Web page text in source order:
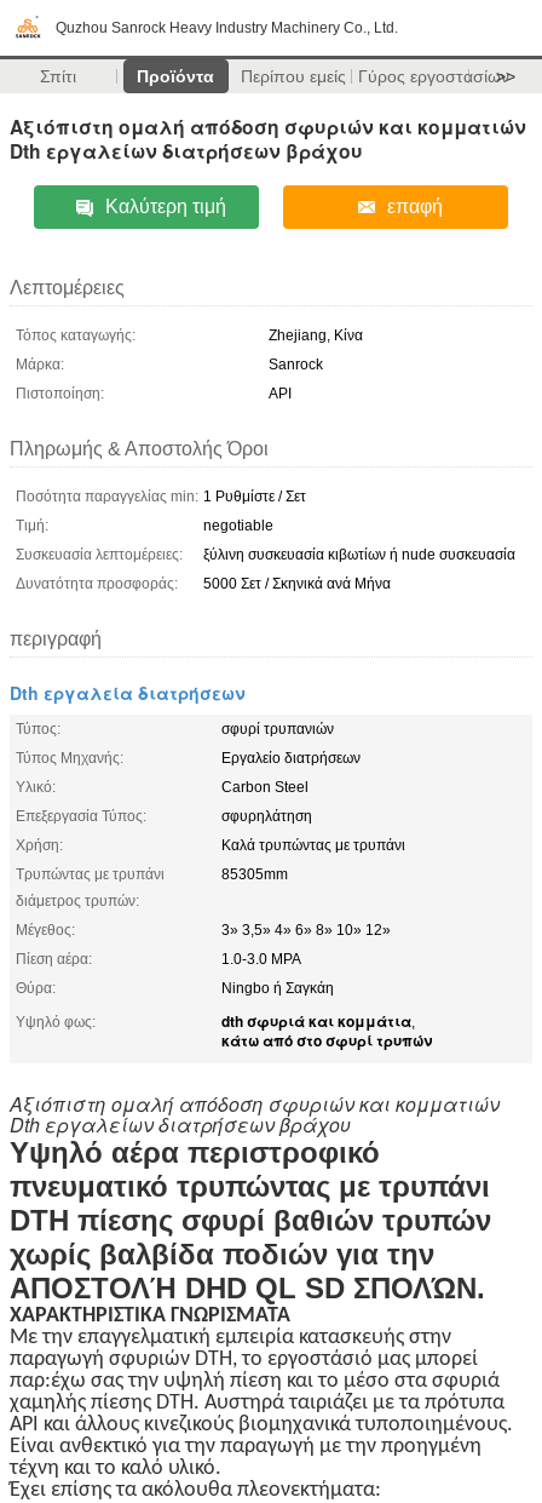
Quzhou Sanrock Heavy Industry Machinery Co., Ltd.
Σπίτι Προϊόντα Περίπου εμείς Γύρος εργοστασίων
>>
Αξιόπιστη ομαλή απόδοση σφυριών και κομματιών
Dth εργαλείων διατρήσεων βράχου
Καλύτερη τιμή επαφή
Λεπτομέρειες
Τόπος καταγωγής:
Zhejiang, Κίνα
Μάρκα:
Sanrock
Πιστοποίηση:
API
Πληρωμής & Αποστολής Όροι
Ποσότητα παραγγελίας min: 1 Ρυθμίστε / Σετ
Τιμή:
negotiable
Συσκευασία λεπτομέρειες:
ξύλινη συσκευασία κιβωτίων ή nude συσκευασία
Δυνατότητα προσφοράς:
5000 Σετ / Σκηνικά ανά Μήνα
περιγραφή
Dth εργαλεία διατρήσεων
Τύπος:
σφυρί τρυπανιών
Τύπος Μηχανής:
Εργαλείο διατρήσεων
Υλικό:
Carbon Steel
Επεξεργασία Τύπος:
σφυρηλάτηση
Χρήση:
Καλά τρυπώντας με τρυπάνι
Τρυπώντας με τρυπάνι
διάμετρος τρυπών:
85305mm
Μέγεθος:
3» 3,5» 4» 6» 8» 10» 12»
Πίεση αέρα:
1.0-3.0 MPA
Θύρα:
Ningbo ή Σαγκάη
Υψηλό φως:
dth σφυριά και κομμάτια,
κάτω από στο σφυρί τρυπών
Αξιόπιστη ομαλή απόδοση σφυριών και κομματιών
Dth εργαλείων διατρήσεων βράχου
Υψηλό αέρα περιστροφικό
πνευματικό τρυπώντας με τρυπάνι
DTH πίεσης σφυρί βαθιών τρυπών
χωρίς βαλβίδα ποδιών για την
ΑΠΟΣΤΟΛΉ DHD QL SD ΣΠΟΛΏΝ.
ΧΑΡΑΚΤΗΡΙΣΤΙΚΑ ΓΝΩΡΊΣΜΑΤΑ
Με την επαγγελματική εμπειρία κατασκευής στην
παραγωγή σφυριών DTH, το εργοστάσιό μας μπορεί
παρ:έχω σας την υψηλή πίεση και το μέσο στα σφυριά
χαμηλής πίεσης DTH. Αυστηρά ταιριάζει με τα πρότυπα
API και άλλους κινεζικούς βιομηχανικά τυποποιημένους.
Είναι ανθεκτικό για την παραγωγή με την προηγμένη
τέχνη και το καλό υλικό.
Έχει επίσης τα ακόλουθα πλεονεκτήματα: